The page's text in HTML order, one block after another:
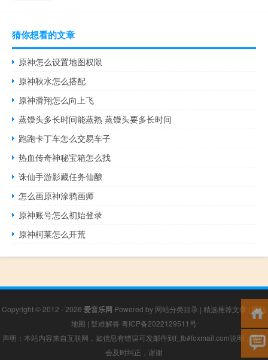
猜你想看的文章
原神怎么设置地图权限
原神秋水怎么搭配
原神滑翔怎么向上飞
蒸馒头多长时间能蒸熟 蒸馒头要多长时间
跑跑卡丁车怎么交易车子
热血传奇神秘宝箱怎么找
诛仙手游影藏任务仙酿
怎么画原神涂鸦画师
原神账号怎么初始登录
原神柯莱怎么开荒
Copyright © 2012 - 2026 爱音乐网 Powered by 网站分类目录 | 精选推荐文章 | 网站
地图 | 疑难解答 粤ICP备2022129511号
声明：本站内容来自互联网，如信息有错误可发邮件到f_fb#foxmail.com说明，我们
会及时纠正，谢谢